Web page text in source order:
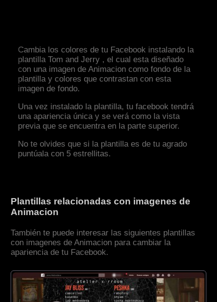
Cambia los colores de tu Facebook instalando la
plantilla Tom and Jerry , el cual esta diseñado
con una imagen de Animacion como fondo de la
plantilla y colores que contrastan con esta
imagen de fondo.
Una vez instalado la plantilla, tu facebook tendrá
una apariencia única y se verá como la vista
previa que se encuentra en la parte superior.
No te olvides que si la plantilla es de tu agrado
puntúala con 5 estrellitas.
Plantillas relacionadas con imagenes de
Animacion
También te puede interesar las siguientes plantillas
con imagenes de Animacion para cambiar la
apariencia de tu Facebook.